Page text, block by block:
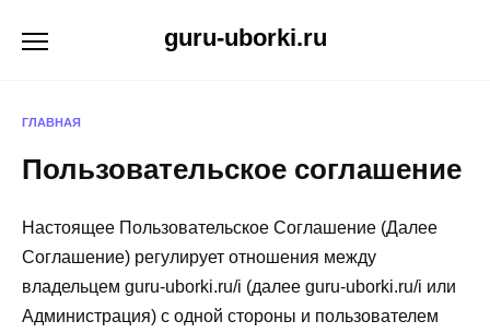
guru-uborki.ru
ГЛАВНАЯ
Пользовательское соглашение
Настоящее Пользовательское Соглашение (Далее
Соглашение) регулирует отношения между
владельцем guru-uborki.ru/i (далее guru-uborki.ru/i или
Администрация) с одной стороны и пользователем